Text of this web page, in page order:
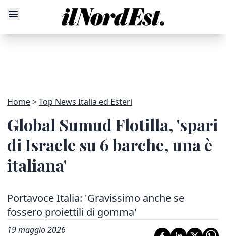
Home Top News Italia ed Esteri
Global Sumud Flotilla, 'spari
di Israele su 6 barche, una è
italiana'
Portavoce Italia: 'Gravissimo anche se
fossero proiettili di gomma'
19 maggio 2026